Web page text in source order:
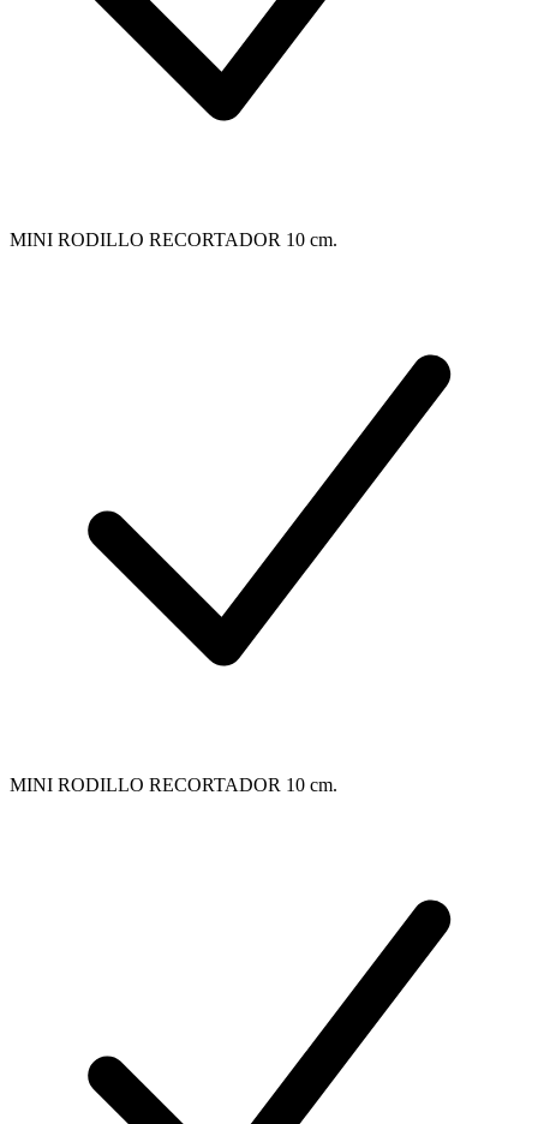
MINI RODILLO RECORTADOR 10 cm.
MINI RODILLO RECORTADOR 10 cm.